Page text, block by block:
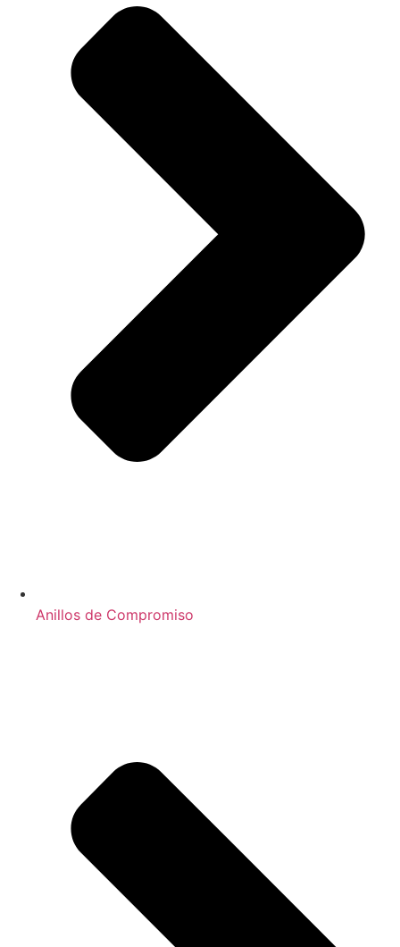
Anillos de Compromiso